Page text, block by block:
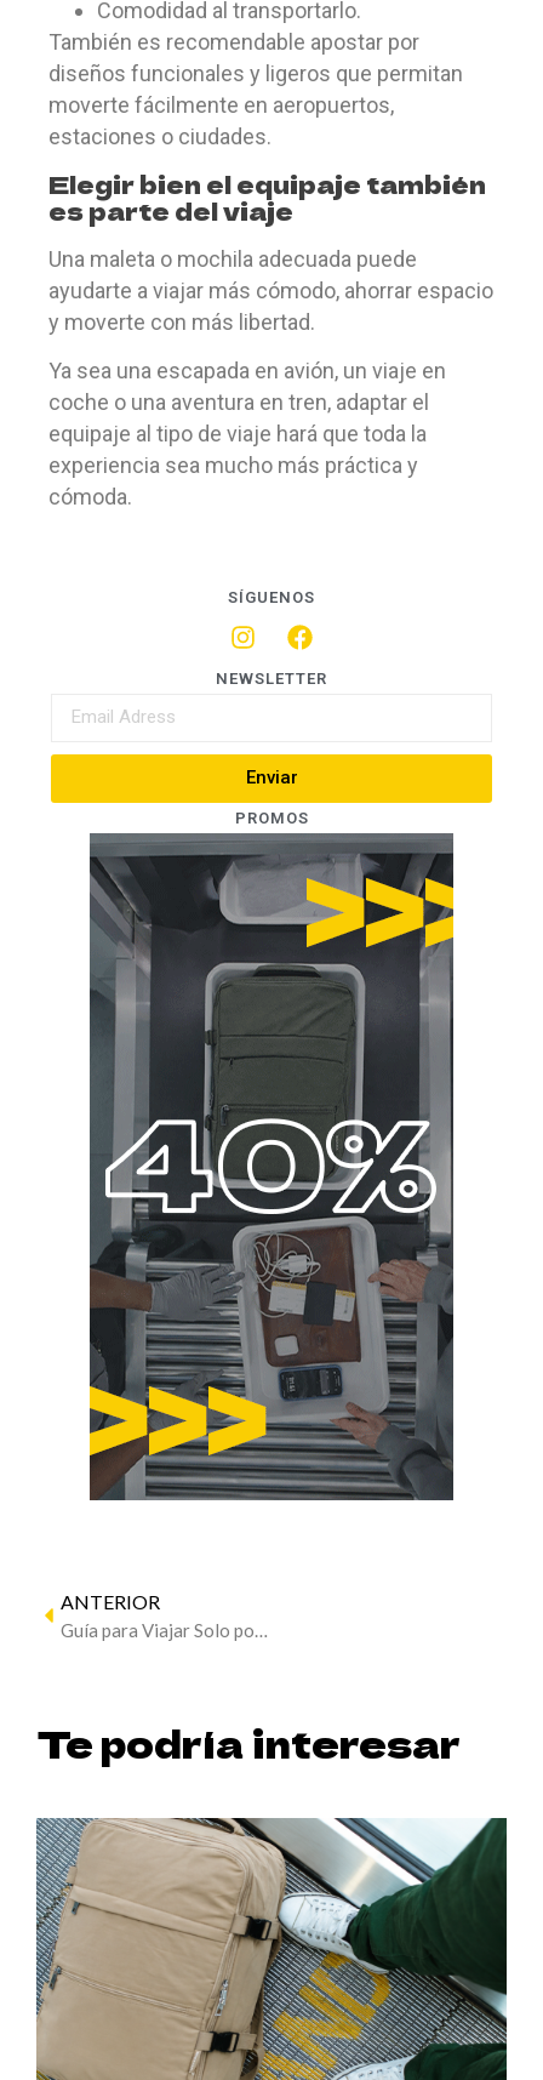
Comodidad al transportarlo.
También es recomendable apostar por
diseños funcionales y ligeros que permitan
moverte fácilmente en aeropuertos,
estaciones o ciudades.
Elegir bien el equipaje también
es parte del viaje
Una maleta o mochila adecuada puede
ayudarte a viajar más cómodo, ahorrar espacio
y moverte con más libertad.
Ya sea una escapada en avión, un viaje en
coche o una aventura en tren, adaptar el
equipaje al tipo de viaje hará que toda la
experiencia sea mucho más práctica y
cómoda.
SÍGUENOS
NEWSLETTER
Enviar
PROMOS
ANTERIOR
Te podría interesar